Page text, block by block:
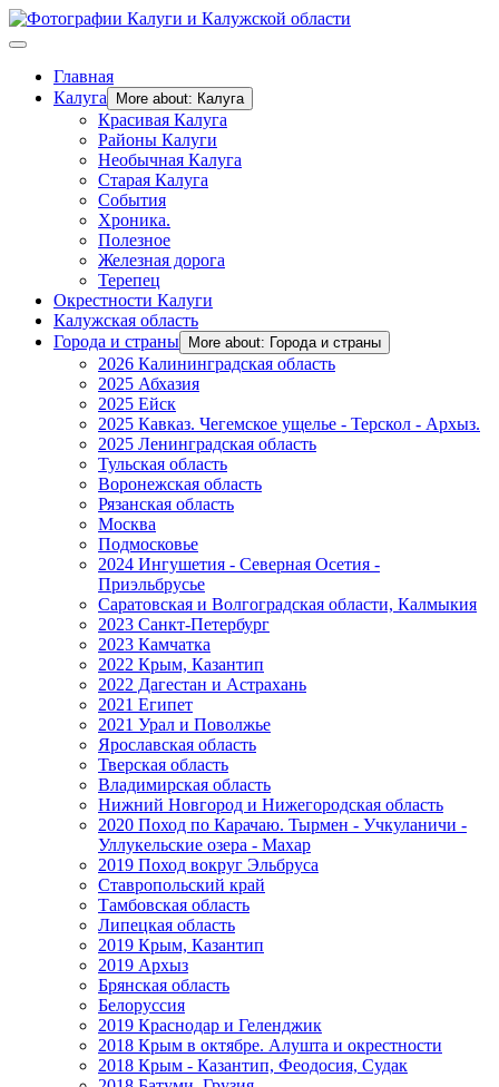
Главная
Калуга
More about: Калуга
Красивая Калуга
Районы Калуги
Необычная Калуга
Старая Калуга
События
Хроника.
Полезное
Железная дорога
Терепец
Окрестности Калуги
Калужская область
Города и страны
More about: Города и страны
2026 Калининградская область
2025 Абхазия
2025 Ейск
2025 Кавказ. Чегемское ущелье - Терскол - Архыз.
2025 Ленинградская область
Тульская область
Воронежская область
Рязанская область
Москва
Подмосковье
2024 Ингушетия - Северная Осетия -
Приэльбрусье
Саратовская и Волгоградская области, Калмыкия
2023 Санкт-Петербург
2023 Камчатка
2022 Крым, Казантип
2022 Дагестан и Астрахань
2021 Египет
2021 Урал и Поволжье
Ярославская область
Тверская область
Владимирская область
Нижний Новгород и Нижегородская область
2020 Поход по Карачаю. Тырмен - Учкуланичи -
Уллукельские озера - Махар
2019 Поход вокруг Эльбруса
Ставропольский край
Тамбовская область
Липецкая область
2019 Крым, Казантип
2019 Архыз
Брянская область
Белоруссия
2019 Краснодар и Геленджик
2018 Крым в октябре. Алушта и окрестности
2018 Крым - Казантип, Феодосия, Судак